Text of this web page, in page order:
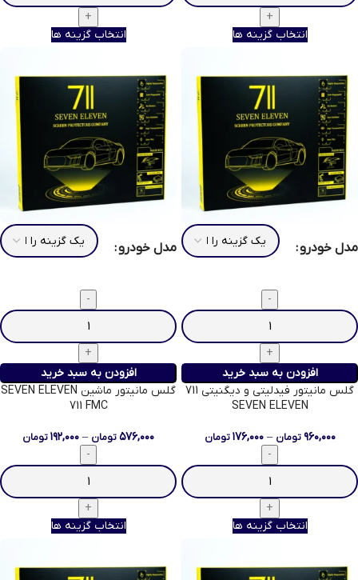
انتخاب گزینه ها انتخاب گزینه ها
مدل خودرو
افزودن به سبد خرید
گلس مانیتور فیدلیتی و دیگنیتی 711
SEVEN ELEVEN
۹۶۰,۰۰۰ تومان – ۱۷۶,۰۰۰ تومان
انتخاب گزینه ها
مدل خودرو
افزودن به سبد خرید
گلس مانیتور ماشین SEVEN ELEVEN
711 FMC
۵۷۶,۰۰۰تومان – ۱۹۲,۰۰۰تومان
انتخاب گزینه ها